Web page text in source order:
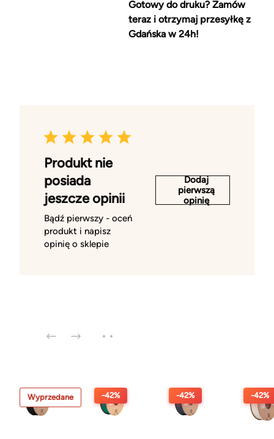
Gotowy do druku? Zamów
teraz i otrzymaj przesyłkę z
Gdańska w 24h!
Produkt nie
posiada
jeszcze opinii
Bądź pierwszy - oceń
produkt i napisz
opinię o sklepie
Dodaj
pierwszą
opinię
Wyprzedane -42% -42% -42%